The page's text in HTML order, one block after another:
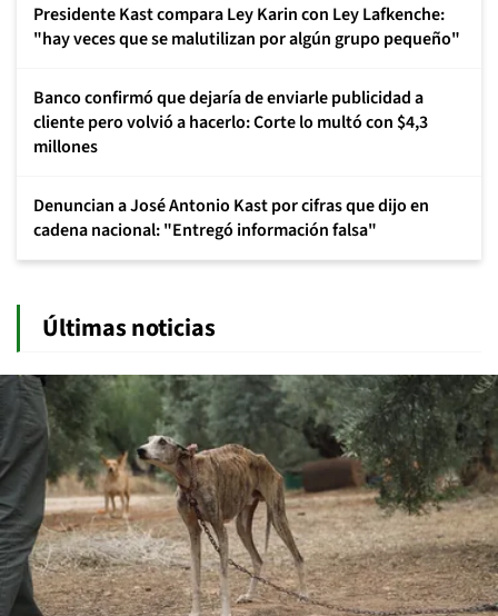
Presidente Kast compara Ley Karin con Ley Lafkenche:
"hay veces que se malutilizan por algún grupo pequeño"
Banco confirmó que dejaría de enviarle publicidad a
cliente pero volvió a hacerlo: Corte lo multó con $4,3
millones
Denuncian a José Antonio Kast por cifras que dijo en
cadena nacional: "Entregó información falsa"
Últimas noticias